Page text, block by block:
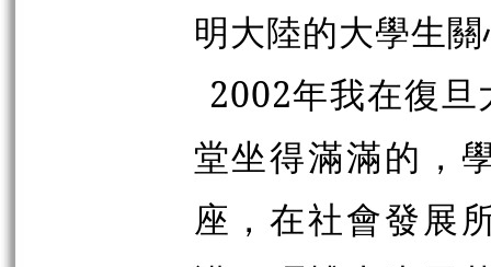
明大陸的大學生
2002年我在復
堂坐得滿滿的，
座，在社會發展